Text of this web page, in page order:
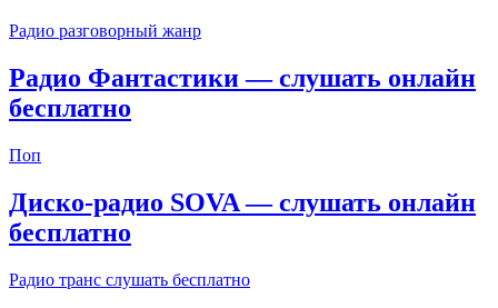
Радио разговорный жанр
Радио Фантастики — слушать онлайн
бесплатно
Поп
Диско-радио SOVA — слушать онлайн
бесплатно
Радио транс слушать бесплатно